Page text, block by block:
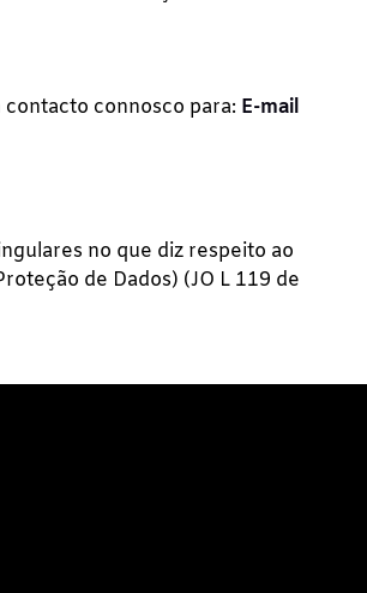
connosco para: E-mail
no que diz respeito ao
de Dados) (JO L 119 de